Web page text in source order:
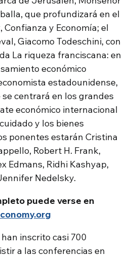
que profundizará en el
y Economía; el
Giacomo Todeschini, con
La riqueza franciscana: en
económico
estadounidense,
centrará en los grandes
económico internacional
y los bienes
ponentes estarán Cristina
Robert H. Frank,
Edmans, Ridhi Kashyap,
Nedelsky.
puede verse en
inscrito casi 700
a las conferencias en